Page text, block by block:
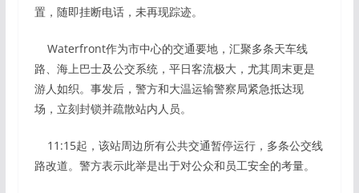
置，随即挂断电话，未再现踪迹。
Waterfront作为市中心的交通要地，汇聚多条天车线
路、海上巴士及公交系统，平日客流极大，尤其周末更是
游人如织。事发后，警方和大温运输警察局紧急抵达现
场，立刻封锁并疏散站内人员。
11:15起，该站周边所有公共交通暂停运行，多条公交线
路改道。警方表示此举是出于对公众和员工安全的考量。